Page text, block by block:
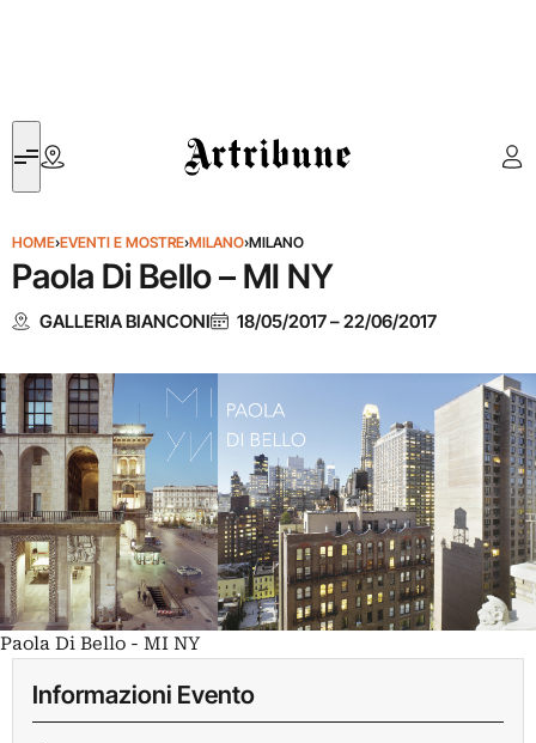
Artribune
HOME›EVENTI E MOSTRE›MILANO›MILANO
Paola Di Bello – MI NY
GALLERIA BIANCONI 18/05/2017–22/06/2017
Paola Di Bello - MI NY
Informazioni Evento